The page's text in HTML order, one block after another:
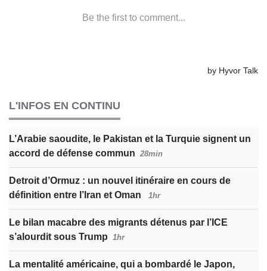
L'INFOS EN CONTINU
L’Arabie saoudite, le Pakistan et la Turquie signent un
accord de défense commun 28min
Detroit d’Ormuz : un nouvel itinéraire en cours de
définition entre l’Iran et Oman
1hr
Le bilan macabre des migrants détenus par l’ICE
s’alourdit sous Trump 1hr
La mentalité américaine, qui a bombardé le Japon,